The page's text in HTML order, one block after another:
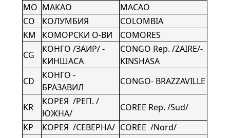
MO МАКАО
MACAO
CO
КОЛУМБИЯ
COLOMBIA
KM
КОМОРСКИ О-ВИ
COMORES
CG
КОНГО /ЗАИР/ -
КИНШАСА
CONGO Rep. /ZAIRE/-
KINSHASA
CD
КОНГО -
БРАЗАВИЛ
CONGO- BRAZZAVILLE
KR
КОРЕЯ /РЕП. /
ЮЖНА/
COREE Rep. /Sud/
KP
КОРЕЯ /СЕВЕРНА/ COREE /Nord/